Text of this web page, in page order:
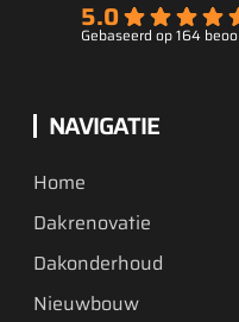
5.0
Gebaseerd op 164
NAVIGATIE
Home
Dakrenovatie
Dakonderhoud
Nieuwbouw